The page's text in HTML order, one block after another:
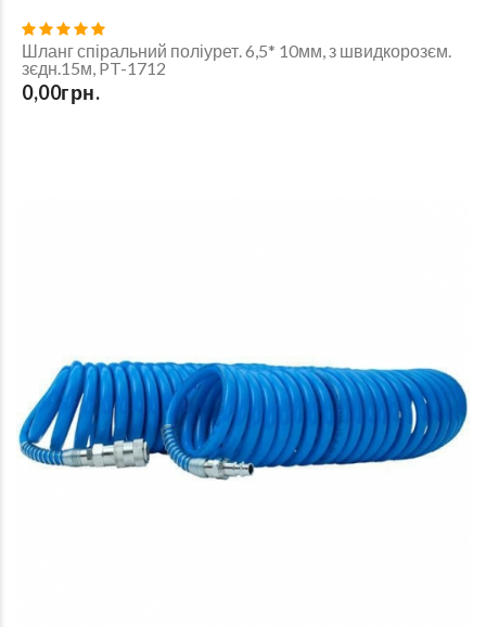
Шланг спіральний поліурет. 6,5* 10мм, з швидкорозєм.
зєдн.15м, PT-1712
0,00грн.